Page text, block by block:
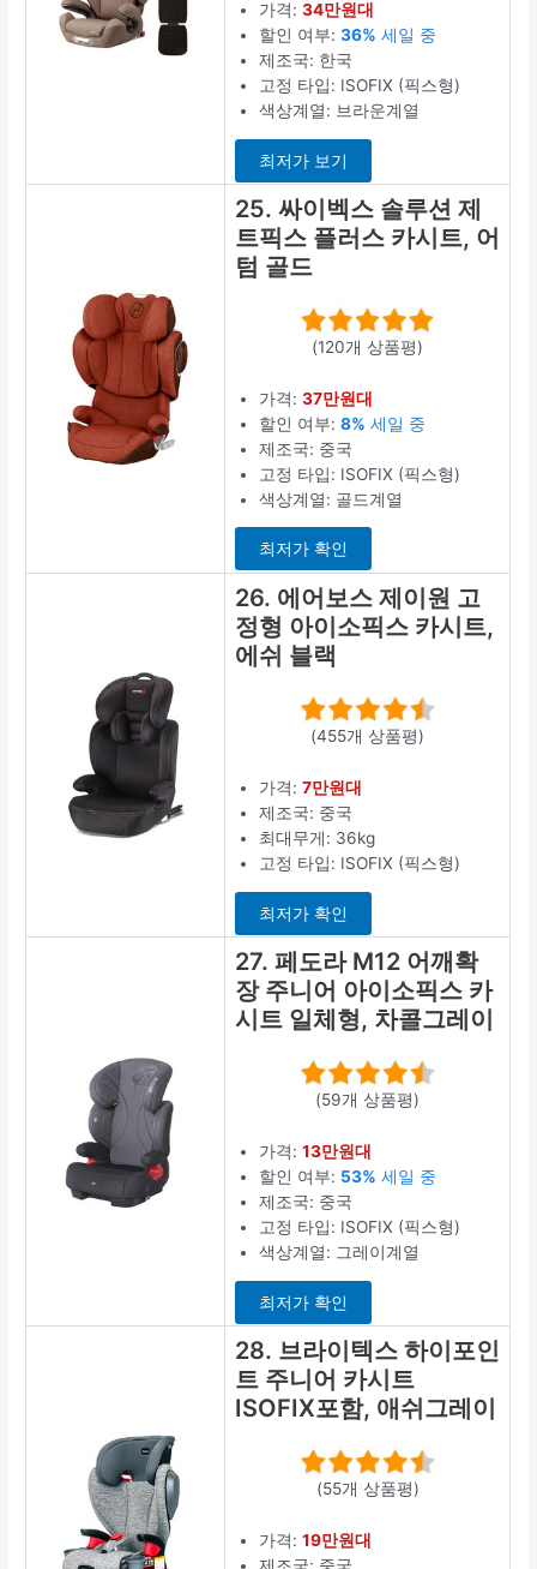
가격:34만원대
할인 여부:36% 세일 중
제조국: 한국
고정 타입: ISOFIX (픽스형)
색상계열: 브라운계열
최저가 보기
25. 싸이벡스 솔루션 제
트픽스 플러스 카시트, 어
텀 골드
(120개 상품평)
가격:37만원대
할인 여부:8% 세일 중
제조국: 중국
고정 타입: ISOFIX (픽스형)
색상계열: 골드계열
최저가 확인
26. 에어보스 제이원 고
정형 아이소픽스 카시트,
에쉬 블랙
(455개 상품평)
가격:7만원대
제조국: 중국
최대무게: 36kg
고정 타입: ISOFIX (픽스형)
최저가 확인
27. 페도라 M12 어깨확
장 주니어 아이소픽스 카
시트 일체형, 차콜그레이
(59개 상품평)
가격:13만원대
할인 여부: 53% 세일 중
제조국: 중국
고정 타입: ISOFIX (픽스형)
색상계열: 그레이계열
최저가 확인
28. 브라이텍스 하이포인
트 주니어 카시트
ISOFIX포함, 애쉬그레이
(55개 상품평)
가격:19만원대